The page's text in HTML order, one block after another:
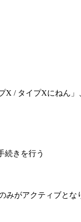
/ タイプXにねん」
きを行う
みがアクティブとな